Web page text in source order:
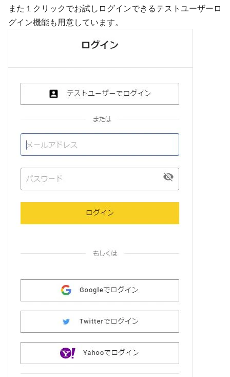
また１クリックでお試しログインできるテストユーザーロ
グイン機能も用意しています。